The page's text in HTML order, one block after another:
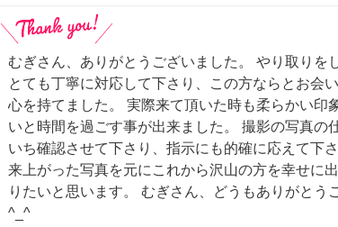
むぎさん、ありがとうございました。 やり取りを
とても丁寧に対応して下さり、この方ならとお会
心を持てました。 実際来て頂いた時も柔らかい印
いと時間を過ごす事が出来ました。 撮影の写真の
いち確認させて下さり、指示にも的確に応えて下
来上がった写真を元にこれから沢山の方を幸せに
りたいと思います。 むぎさん、どうもありがとう
^_^